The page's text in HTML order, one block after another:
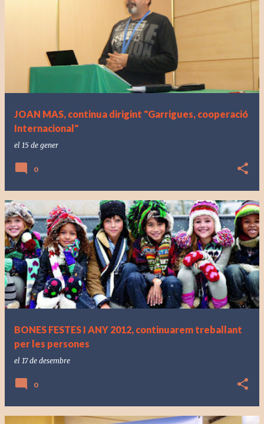
JOAN MAS, continua dirigint "Garrigues, cooperació
Internacional"
el 15 de gener
0
BONES FESTES I ANY 2012, continuarem treballant
per les persones
el 17 de desembre
0